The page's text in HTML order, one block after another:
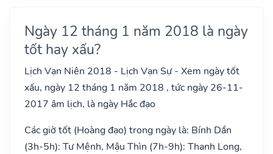
Ngày 12 tháng 1 năm 2018 là ngày
tốt hay xấu?
Lịch Vạn Niên 2018 - Lịch Vạn Sự - Xem ngày tốt
xấu, ngày 12 tháng 1 năm 2018 , tức ngày 26-11-
2017 âm lịch, là ngày Hắc đạo
Các giờ tốt (Hoàng đạo) trong ngày là: Bính Dần
(3h-5h): Tư Mệnh, Mậu Thìn (7h-9h): Thanh Long,